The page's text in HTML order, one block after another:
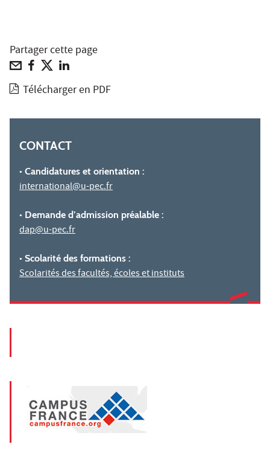
Partager cette page
Télécharger en PDF
CONTACT
• Candidatures et orientation :
international@u-pec.fr
• Demande d’admission préalable :
dap@u-pec.fr
• Scolarité des formations :
Scolarités des facultés, écoles et instituts